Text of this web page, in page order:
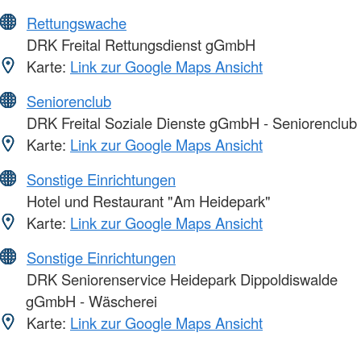
Rettungswache
DRK Freital Rettungsdienst gGmbH
Karte: Link zur Google Maps Ansicht
Seniorenclub
DRK Freital Soziale Dienste gGmbH - Seniorenclub
Karte: Link zur Google Maps Ansicht
Sonstige Einrichtungen
Hotel und Restaurant "Am Heidepark"
Karte: Link zur Google Maps Ansicht
Sonstige Einrichtungen
DRK Seniorenservice Heidepark Dippoldiswalde
gGmbH - Wäscherei
Karte: Link zur Google Maps Ansicht